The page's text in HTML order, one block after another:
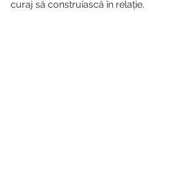
curaj să construiască în relație.